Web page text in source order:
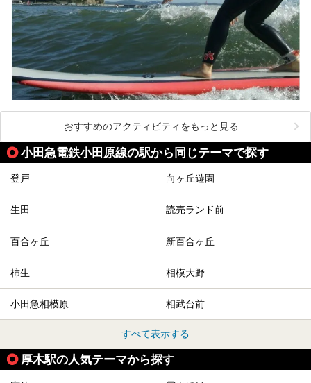
おすすめのアクティビティをもっと見る
小田急電鉄小田原線の駅から同じテーマで探す
登戸 向ヶ丘遊園
生田 読売ランド前
百合ヶ丘 新百合ヶ丘
柿生 相模大野
小田急相模原 相武台前
すべて表示する
厚木駅の人気テーマから探す